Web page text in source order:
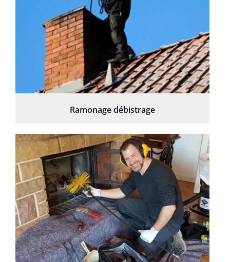
Ramonage débistrage